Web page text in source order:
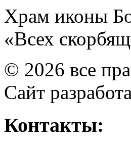
Храм иконы
«Всех
© 2026 все
Сайт
Контакты: